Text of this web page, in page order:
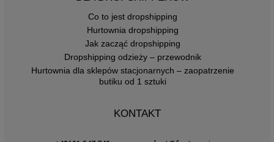
Co to jest dropshipping
Hurtownia dropshipping
Jak zacząć dropshipping
Dropshipping odzieży – przewodnik
Hurtownia dla sklepów stacjonarnych – zaopatrzenie
butiku od 1 sztuki
KONTAKT